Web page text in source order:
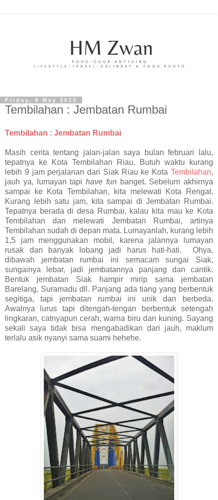
Friday, 8 May 2015
Tembilahan : Jembatan Rumbai
Tembilahan : Jembatan Rumbai
Masih cerita tentang jalan-jalan saya bulan februari lalu,
tepatnya ke Kota Tembilahan Riau. Butuh waktu kurang
lebih 9 jam perjalanan dari Siak Riau ke Kota Tembilahan,
jauh ya, lumayan tapi have fun banget. Sebelum akhirnya
sampai ke Kota Tembilahan, kita melewati Kota Rengat.
Kurang lebih satu jam, kita sampai di Jembatan Rumbai.
Tepatnya berada di desa Rumbai, kalau kita mau ke Kota
Tembilahan dan melewati Jembatan Rumbai, artinya
Tembilahan sudah di depan mata. Lumayanlah, kurang lebih
1,5 jam menggunakan mobil, karena jalannya lumayan
rusak dan banyak lobang jadi harus hati-hati. Ohya,
dibawah jembatan rumbai ini semacam sungai Siak,
sungainya lebar, jadi jembatannya panjang dan cantik.
Bentuk jembatan Siak hampir mirip sama jembatan
Barelang, Suramadu dll. Panjang ada tiang yang berbentuk
segitiga, tapi jembatan rumbai ini unik dan berbeda.
Awalnya lurus tapi ditengah-tengan berbentuk setengah
lingkaran, catnyapun cerah, warna biru dan kuning. Sayang
sekali saya tidak bisa mengabadikan dari jauh, maklum
terlalu asik nyanyi sama suami hehehe.